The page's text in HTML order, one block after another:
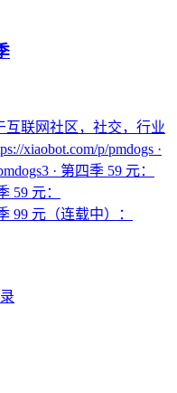
互联网社区，社交，行业
xiaobot.com/p/pmdogs ·
· 第四季 59 元：
59 元：
99 元（连载中）：